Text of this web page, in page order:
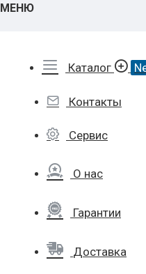
МЕНЮ
Каталог
Контакты
Сервис
О нас
Гарантии
Доставка